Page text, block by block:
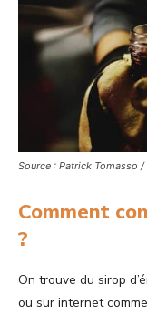
Source : Patrick Tomasso /
Comment
?
On trouve du sirop
ou sur internet comme